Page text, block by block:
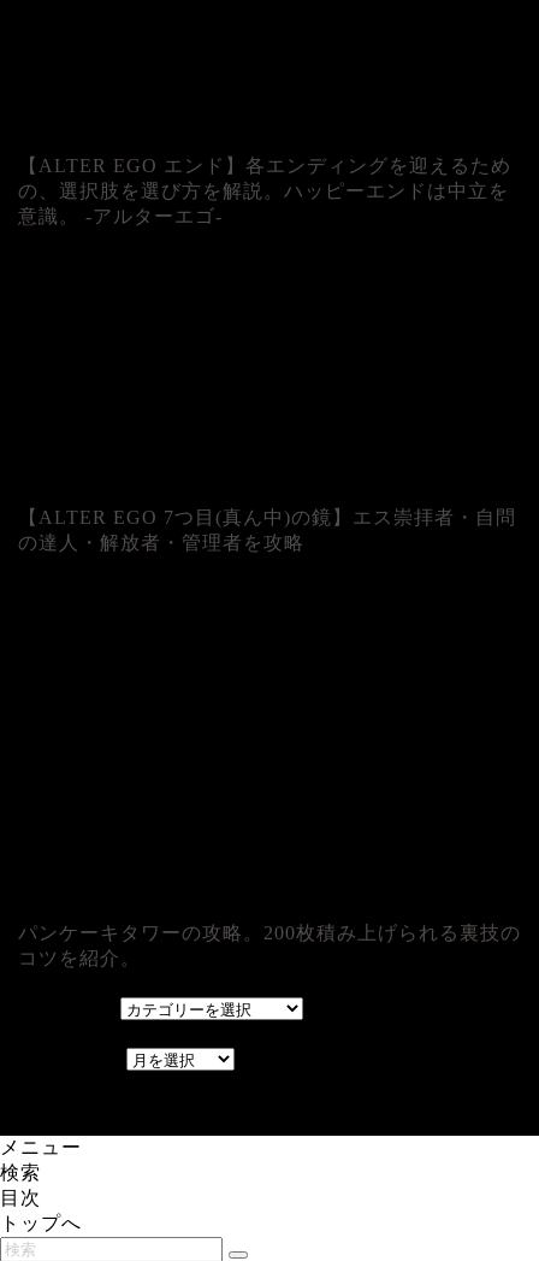
【ALTER EGO エンド】各エンディングを迎えるため
の、選択肢を選び方を解説。ハッピーエンドは中立を
意識。 -アルターエゴ-
【ALTER EGO 7つ目(真ん中)の鏡】エス崇拝者・自問
の達人・解放者・管理者を攻略
パンケーキタワーの攻略。200枚積み上げられる裏技の
コツを紹介。
メニュー
検索
目次
トップへ